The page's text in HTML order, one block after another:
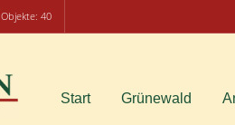
Objekte: 40
Start Grünewald